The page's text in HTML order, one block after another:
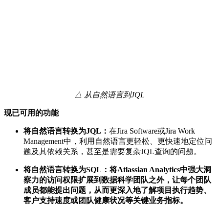
△ 从自然语言到JQL
现已可用的功能
将自然语言转换为JQL： 在Jira Software或Jira Work
Management中，利用自然语言更轻松、更快速地定位问
题及其依赖关系，甚至是需要复杂JQL查询的问题。
将自然语言转换为SQL：将Atlassian Analytics中强大洞
察力的访问权限扩展到数据科学团队之外，让每个团队
成员都能提出问题，从而更深入地了解项目执行趋势、
客户支持速度或团队健康状况等关键业务指标。